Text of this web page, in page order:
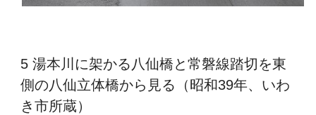
5 湯本川に架かる八仙橋と常磐線踏切を東
側の八仙立体橋から見る（昭和39年、いわ
き市所蔵）